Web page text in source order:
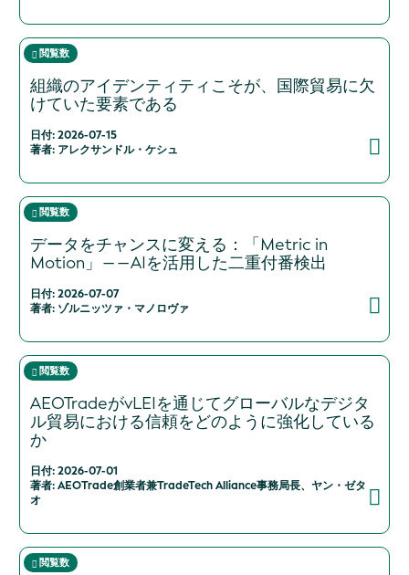
閲覧数
組織のアイデンティティこそが、国際貿易に欠
けていた要素である
日付: 2026-07-15
著者: アレクサンドル・ケシュ
閲覧数
データをチャンスに変える：「Metric in
Motion」――AIを活用した二重付番検出
日付: 2026-07-07
著者: ゾルニッツァ・マノロヴァ
閲覧数
AEOTradeがvLEIを通じてグローバルなデジタ
ル貿易における信頼をどのように強化している
か
日付: 2026-07-01
著者: AEOTrade創業者兼TradeTech Alliance事務局長、ヤン・ゼタ
オ
閲覧数